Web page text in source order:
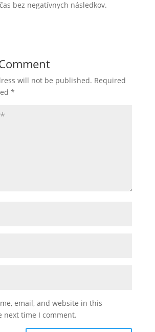
bez negatívnych následkov.
will not be published. Required
*
email, and website in this
next time I comment.